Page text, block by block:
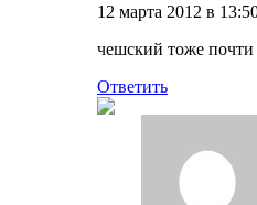
12 марта 2012 в
чешский тоже почти
Ответить